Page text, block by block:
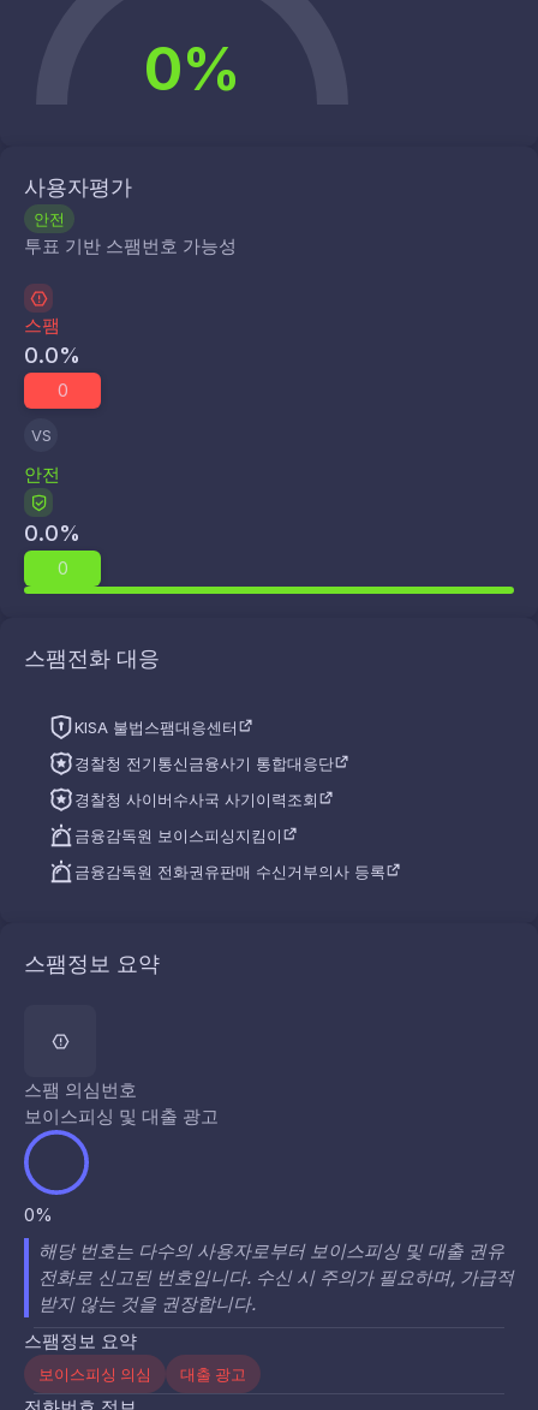
0%
사용자평가
안전
투표 기반 스팸번호 가능성
스팸
0.0%
0
VS
안전
0.0%
0
스팸전화 대응
KISA 불법스팸대응센터
경찰청 전기통신금융사기 통합대응단
경찰청 사이버수사국 사기이력조회
금융감독원 보이스피싱지킴이
금융감독원 전화권유판매 수신거부의사 등록
스팸정보 요약
스팸 의심번호
보이스피싱 및 대출 광고
0%
해당 번호는 다수의 사용자로부터 보이스피싱 및 대출 권유
전화로 신고된 번호입니다. 수신 시 주의가 필요하며, 가급적
받지 않는 것을 권장합니다.
스팸정보 요약
보이스피싱 의심 대출 광고